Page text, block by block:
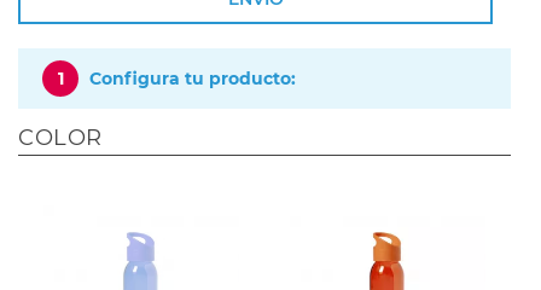
1 Configura tu producto:
COLOR